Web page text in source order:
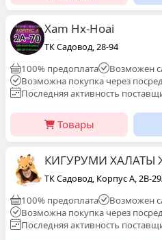
Xam Hx-Hoai
ТК Садовод, 28-94
100% предоплата
Возможен
Возможна покупка через
Последняя активность
Товары
ТК Садовод, Корпус А, 2В-
100% предоплата
Возможен
Возможна покупка через
Последняя активность